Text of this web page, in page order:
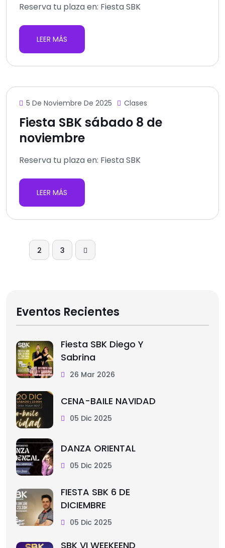
Reserva tu plaza en: Fiesta SBK
LEER MÁS
5 De Noviembre De 2025 Clases
Fiesta SBK sábado 8 de
noviembre
Reserva tu plaza en: Fiesta SBK
LEER MÁS
2 3
Eventos Recientes
Fiesta SBK Diego Y
Sabrina
26 Mar 2026
CENA-BAILE NAVIDAD
05 Dic 2025
DANZA ORIENTAL
05 Dic 2025
FIESTA SBK 6 DE
DICIEMBRE
05 Dic 2025
SBK VI WEEKEEND